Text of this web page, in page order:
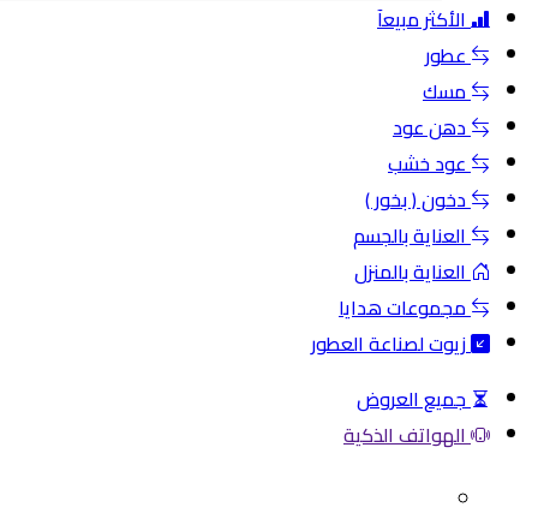
الأكثر مبيعآ
عطور
مسك
دهن عود
عود خشب
دخون ( بخور )
العناية بالجسم
العناية بالمنزل
مجموعات هدايا
زيوت لصناعة العطور
جميع العروض
الهواتف الذكية